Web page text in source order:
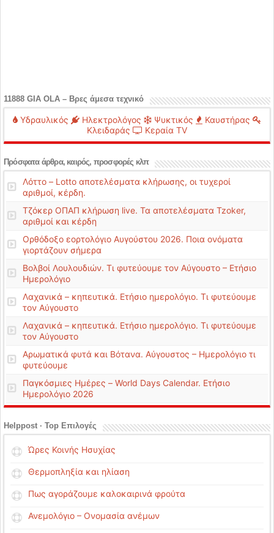
11888 GIA OLA – Βρες άμεσα τεχνικό
Υδραυλικός Ηλεκτρολόγος Ψυκτικός
Καυστήρας
Κλειδαράς
Κεραία TV
Πρόσφατα άρθρα, καιρός, προσφορές κλπ
Λόττο – Lotto αποτελέσματα κλήρωσης, οι τυχεροί
αριθμοί, κέρδη.
Τζόκερ ΟΠΑΠ κλήρωση live. Τα αποτελέσματα Tzoker,
αριθμοί και κέρδη
Ορθόδοξο εορτολόγιο Αυγούστου 2026. Ποια ονόματα
γιορτάζουν σήμερα
Βολβοί Λουλουδιών. Τι φυτεύουμε τον Αύγουστο – Ετήσιο
Ημερολόγιο
Λαχανικά – κηπευτικά. Ετήσιο ημερολόγιο. Τι φυτεύουμε
τον Αύγουστο
Λαχανικά – κηπευτικά. Ετήσιο ημερολόγιο. Τι φυτεύουμε
τον Αύγουστο
Αρωματικά φυτά και Βότανα. Αύγουστος – Ημερολόγιο τι
φυτεύουμε
Παγκόσμιες Ημέρες – World Days Calendar. Ετήσιο
Ημερολόγιο 2026
Helppost · Top Επιλογές
Ώρες Κοινής Ησυχίας
Θερμοπληξία και ηλίαση
Πως αγοράζουμε καλοκαιρινά φρούτα
Ανεμολόγιο – Ονομασία ανέμων